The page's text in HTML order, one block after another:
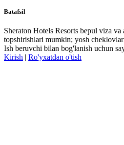
Batafsil
Sheraton Hotels Resorts bepul viza
topshirishlari mumkin; yosh
Ish beruvchi bilan bog'lanish uchun
Kirish | Ro'yxatdan o'tish